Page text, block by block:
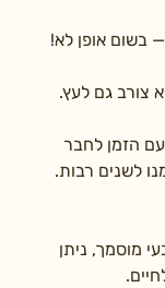
בשום אופן לא!
צורב גם לעץ.
הזמן לחבר
לשנים רבות.
מוסמך, ניתן